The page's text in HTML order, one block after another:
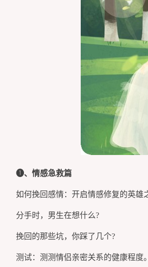
➊、情感急救篇
如何挽回感情：开启情感修复的英雄
分手时，男生在想什么?
挽回的那些坑，你踩了几个?
测试：测测情侣亲密关系的健康程度。